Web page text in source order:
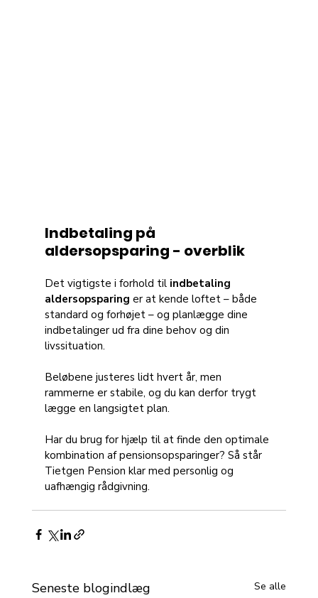
Indbetaling på
aldersopsparing - overblik
Det vigtigste i forhold til indbetaling
aldersopsparing er at kende loftet – både
standard og forhøjet – og planlægge dine
indbetalinger ud fra dine behov og din
livssituation.
Beløbene justeres lidt hvert år, men
rammerne er stabile, og du kan derfor trygt
lægge en langsigtet plan.
Har du brug for hjælp til at finde den optimale
kombination af pensionsopsparinger? Så står
Tietgen Pension klar med personlig og
uafhængig rådgivning.
Seneste blogindlæg Se alle